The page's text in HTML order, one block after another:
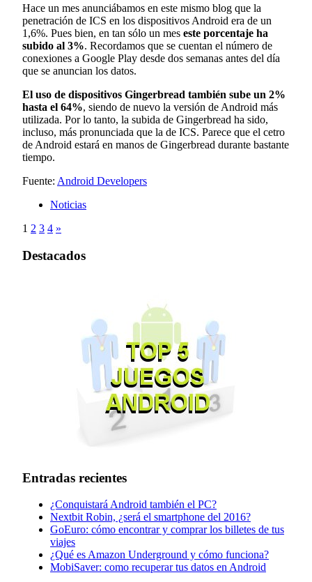
Hace un mes anunciábamos en este mismo blog que la
penetración de ICS en los dispositivos Android era de un
1,6%. Pues bien, en tan sólo un mes este porcentaje ha
subido al 3%. Recordamos que se cuentan el número de
conexiones a Google Play desde dos semanas antes del día
que se anuncian los datos.
El uso de dispositivos Gingerbread también sube un 2%
hasta el 64%, siendo de nuevo la versión de Android más
utilizada. Por lo tanto, la subida de Gingerbread ha sido,
incluso, más pronunciada que la de ICS. Parece que el cetro
de Android estará en manos de Gingerbread durante bastante
tiempo.
Fuente: Android Developers
Noticias
1 2 3 4 »
Destacados
Entradas recientes
¿Conquistará Android también el PC?
Nextbit Robin, ¿será el smartphone del 2016?
GoEuro: cómo encontrar y comprar los billetes de tus
viajes
¿Qué es Amazon Underground y cómo funciona?
MobiSaver: como recuperar tus datos en Android